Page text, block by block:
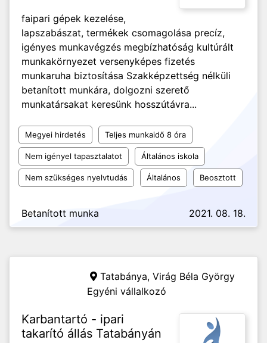
faipari gépek kezelése,
lapszabászat, termékek csomagolása precíz,
igényes munkavégzés megbízhatóság kultúrált
munkakörnyezet versenyképes fizetés
munkaruha biztosítása Szakképzettség nélküli
betanított munkára, dolgozni szerető
munkatársakat keresünk hosszútávra...
Megyei hirdetés Teljes munkaidő 8 óra
Nem igényel tapasztalatot Általános iskola
Nem szükséges nyelvtudás Általános Beosztott
Betanított munka 2021. 08. 18.
Tatabánya, Virág Béla György
Egyéni vállalkozó
Karbantartó - ipari
takarító állás Tatabányán